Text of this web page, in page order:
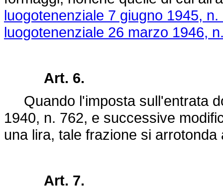
luogotenenziale 7 giugno 1945, n.
luogotenenziale 26 marzo 1946,
Art. 6.
Quando l'imposta sull'entrata
1940, n. 762, e successive
una lira, tale frazione si arrotonda
Art. 7.